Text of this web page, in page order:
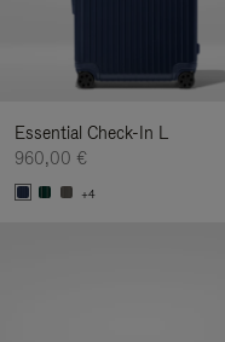
Essential Check-In L
960,00 €
+4